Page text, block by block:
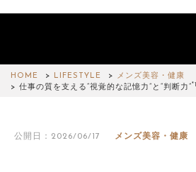
HOME LIFESTYLE
メンズ美容・健康
仕事の質を支える“視覚的な記憶力”と“判断力”*1
公開日：2026/06/17 メンズ美容・健康